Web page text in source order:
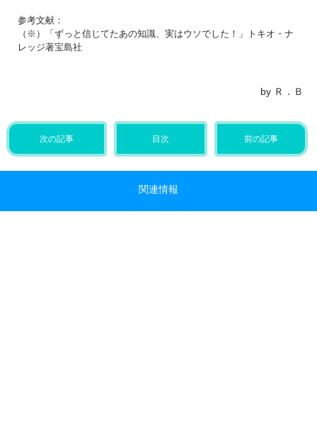
参考文献：
（※）「ずっと信じてたあの知識、実はウソでした！」トキオ・ナ
レッジ著宝島社
by Ｒ．Ｂ
次の記事 目次 前の記事
関連情報